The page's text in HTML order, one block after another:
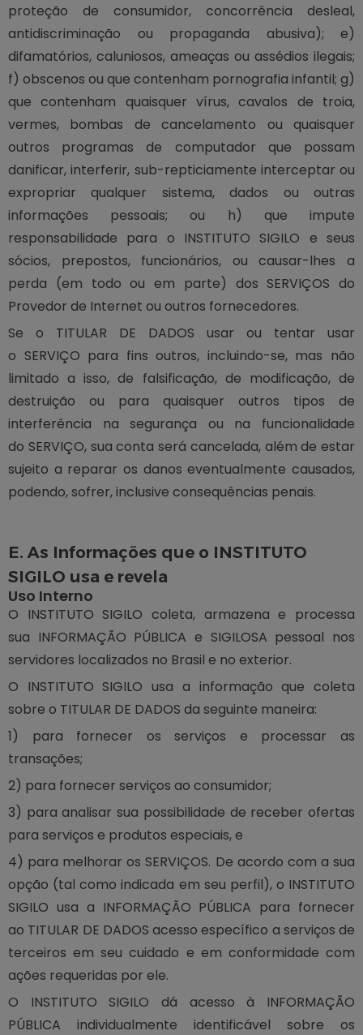
proteção de consumidor, concorrência desleal,
antidiscriminação ou propaganda abusiva); e)
difamatórios, caluniosos, ameaças ou assédios ilegais;
f) obscenos ou que contenham pornografia infantil; g)
que contenham quaisquer vírus, cavalos de troia,
vermes, bombas de cancelamento ou quaisquer
outros programas de computador que possam
danificar, interferir, sub-repticiamente interceptar ou
expropriar qualquer sistema, dados ou outras
informações pessoais; ou h) que impute
responsabilidade para o INSTITUTO SIGILO e seus
sócios, prepostos, funcionários, ou causar-lhes a
perda (em todo ou em parte) dos SERVIÇOS do
Provedor de Internet ou outros fornecedores.
Se o TITULAR DE DADOS usar ou tentar usar
o SERVIÇO para fins outros, incluindo-se, mas não
limitado a isso, de falsificação, de modificação, de
destruição ou para quaisquer outros tipos de
interferência na segurança ou na funcionalidade
do SERVIÇO, sua conta será cancelada, além de estar
sujeito a reparar os danos eventualmente causados,
podendo, sofrer, inclusive consequências penais.
E. As Informações que o INSTITUTO
SIGILO usa e revela
Uso Interno
O INSTITUTO SIGILO coleta, armazena e processa
sua INFORMAÇÃO PÚBLICA e SIGILOSA pessoal nos
servidores localizados no Brasil e no exterior.
O INSTITUTO SIGILO usa a informação que coleta
sobre o TITULAR DE DADOS da seguinte maneira:
1) para fornecer os serviços e processar as
transações;
2) para fornecer serviços ao consumidor;
3) para analisar sua possibilidade de receber ofertas
para serviços e produtos especiais, e
4) para melhorar os SERVIÇOS. De acordo com a sua
opção (tal como indicada em seu perfil), o INSTITUTO
SIGILO usa a INFORMAÇÃO PÚBLICA para fornecer
ao TITULAR DE DADOS acesso específico a serviços de
terceiros em seu cuidado e em conformidade com
ações requeridas por ele.
O INSTITUTO SIGILO dá acesso à INFORMAÇÃO
PÚBLICA individualmente identificável sobre os